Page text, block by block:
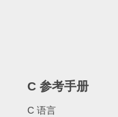
C 参考手册
C 语言